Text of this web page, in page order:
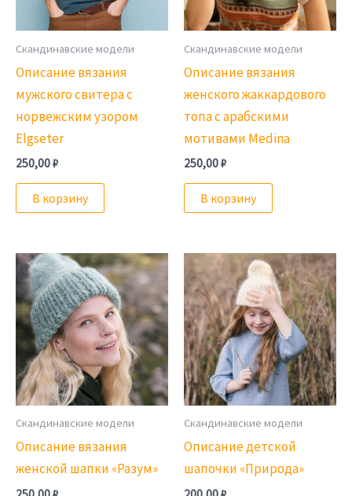
Скандинавские модели
Описание вязания
мужского свитера с
норвежским узором
Elgseter
250,00₽
В корзину
Скандинавские модели
Описание вязания
женского жаккардового
топа с арабскими
мотивами Medina
250,00₽
В корзину
Скандинавские модели
Описание вязания
женской шапки «Разум»
Скандинавские модели
Описание детской
шапочки «Природа»